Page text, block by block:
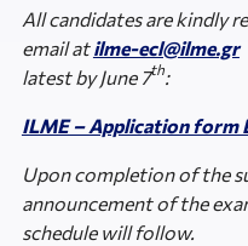
All candidates are kindly
email atilme-ecl@ilme.gr
latest by June 7th:
ILME – Application form
Upon completion of the
announcement of the
schedule will follow.